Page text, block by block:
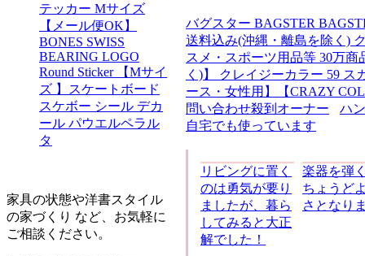
テッカー Mサイズ
【メール便OK】
BONES SWISS
BEARING LOGO
Round Sticker 【Mサイ
ズ 】スケートボード
スケボー シール デカ
ール パウエルペラル
タ
家具の状態や洋書スタイル
の家づくり など、お気軽に
ご相談ください。
バグスター BAGSTER
送料込み(沖縄・離島を除く)
スメ・スポーツ用品等 30万
く)】 クレイジーカラー 59 ス
ース・女性用】【CRAZY
問い合わせ殺到オーナー
自宅でも使っています
ハ
リビングに置く
のは勇気が要り
ましたが、暮ら
してみると大正
解でした！
楽器を弾
ちょうど
さとなり